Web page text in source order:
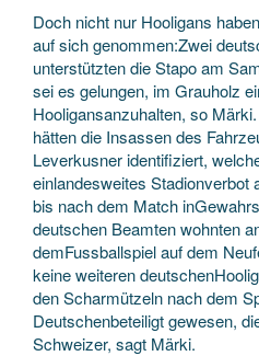
Doch nicht nur Hooligans
auf sich genommen:Zwei
unterstützten die Stapo am
sei es gelungen, im Grauholz
Hooligansanzuhalten, so
hätten die Insassen des
Leverkusner identifiziert,
einlandesweites Stadionverbot
bis nach dem Match
deutschen Beamten wohnten
demFussballspiel auf dem
keine weiteren
den Scharmützeln nach dem
Deutschenbeteiligt gewesen,
Schweizer, sagt Märki.